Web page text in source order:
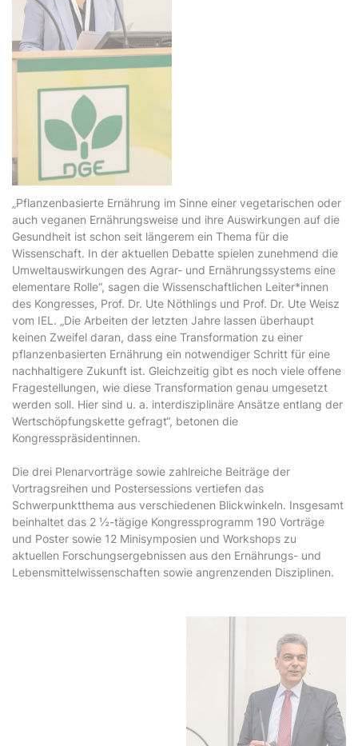
„Pflanzenbasierte Ernährung im Sinne einer vegetarischen oder
auch veganen Ernährungsweise und ihre Auswirkungen auf die
Gesundheit ist schon seit längerem ein Thema für die
Wissenschaft. In der aktuellen Debatte spielen zunehmend die
Umweltauswirkungen des Agrar- und Ernährungssystems eine
elementare Rolle“, sagen die Wissenschaftlichen Leiter*innen
des Kongresses, Prof. Dr. Ute Nöthlings und Prof. Dr. Ute Weisz
vom IEL. „Die Arbeiten der letzten Jahre lassen überhaupt
keinen Zweifel daran, dass eine Transformation zu einer
pflanzenbasierten Ernährung ein notwendiger Schritt für eine
nachhaltigere Zukunft ist. Gleichzeitig gibt es noch viele offene
Fragestellungen, wie diese Transformation genau umgesetzt
werden soll. Hier sind u. a. interdisziplinäre Ansätze entlang der
Wertschöpfungskette gefragt“, betonen die
Kongresspräsidentinnen.
Die drei Plenarvorträge sowie zahlreiche Beiträge der
Vortragsreihen und Postersessions vertiefen das
Schwerpunktthema aus verschiedenen Blickwinkeln. Insgesamt
beinhaltet das 2 ½-tägige Kongressprogramm 190 Vorträge
und Poster sowie 12 Minisymposien und Workshops zu
aktuellen Forschungsergebnissen aus den Ernährungs- und
Lebensmittelwissenschaften sowie angrenzenden Disziplinen.